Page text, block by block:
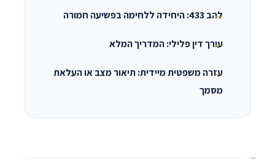
להב 433: היחידה ללחימה בפשיעה חמורה
עורך דין פלילי: המדריך המלא
עזרה משפטית מיידית: תיאור מצב או העלאת
מסמך